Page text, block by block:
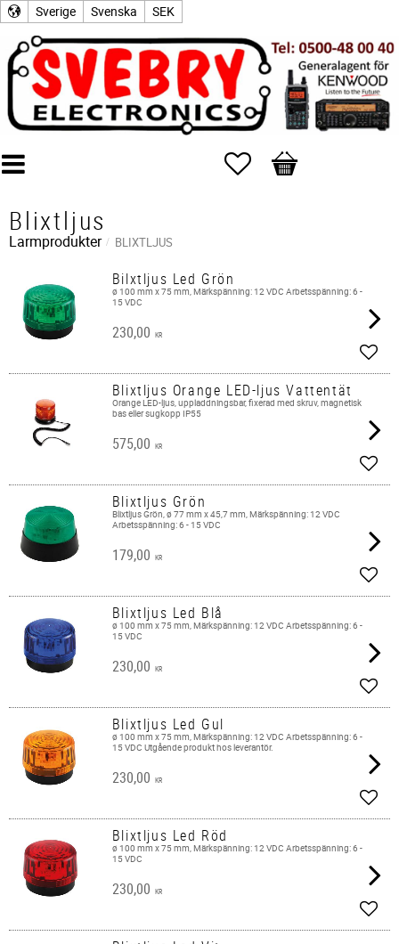
Sverige Svenska SEK
Favoriter
Kundvagn
Blixtljus
Larmprodukter BLIXTLJUS
Bilxtljus Led Grön
ø 100 mm x 75 mm, Märkspänning: 12 VDC Arbetsspänning: 6 -
15 VDC
230,00 KR
Blixtljus Orange LED-ljus Vattentät
Orange LED-ljus, uppladdningsbar, fixerad med skruv, magnetisk
bas eller sugkopp IP55
575,00 KR
Blixtljus Grön
Blixtljus Grön, ø 77 mm x 45,7 mm, Märkspänning: 12 VDC
Arbetsspänning: 6 - 15 VDC
179,00 KR
Blixtljus Led Blå
ø 100 mm x 75 mm, Märkspänning: 12 VDC Arbetsspänning: 6 -
15 VDC
230,00 KR
Blixtljus Led Gul
ø 100 mm x 75 mm, Märkspänning: 12 VDC Arbetsspänning: 6 -
15 VDC Utgående produkt hos leverantör.
230,00 KR
Blixtljus Led Röd
ø 100 mm x 75 mm, Märkspänning: 12 VDC Arbetsspänning: 6 -
15 VDC
230,00 KR